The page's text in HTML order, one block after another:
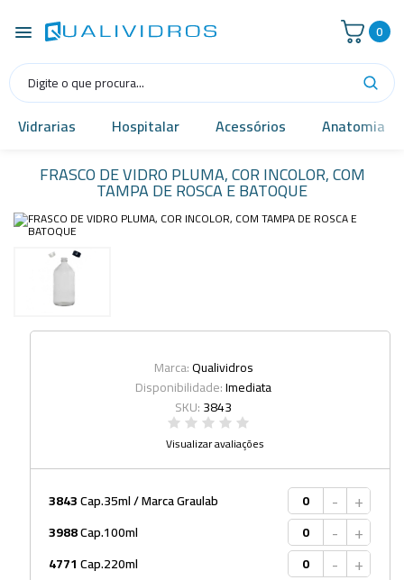
0
Vidrarias Hospitalar Acessórios Anatomia
FRASCO DE VIDRO PLUMA, COR INCOLOR, COM
TAMPA DE ROSCA E BATOQUE
Marca:Qualividros
Disponibilidade:Imediata
SKU:3843
Visualizar avaliações
3843Cap.35ml / Marca Graulab - +
3988Cap.100ml - +
4771Cap.220ml - +